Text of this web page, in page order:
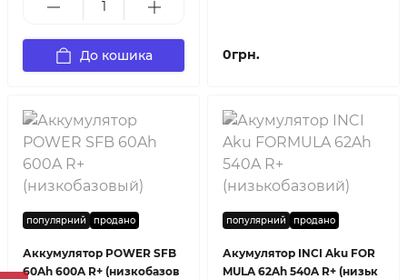
До кошика 0грн.
популярний продано
Аккумулятор POWER SFB
60Ah 600A R+ (низкобазов
популярний продано
Акумулятор INCI Aku FOR
MULA 62Ah 540A R+ (низьк